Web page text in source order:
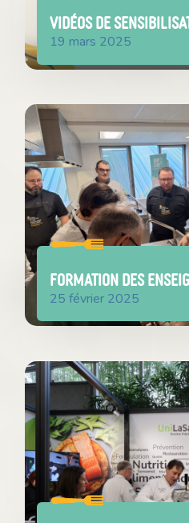
VIDÉOS DE
19 mars 2025
Formation des
25 février 2025